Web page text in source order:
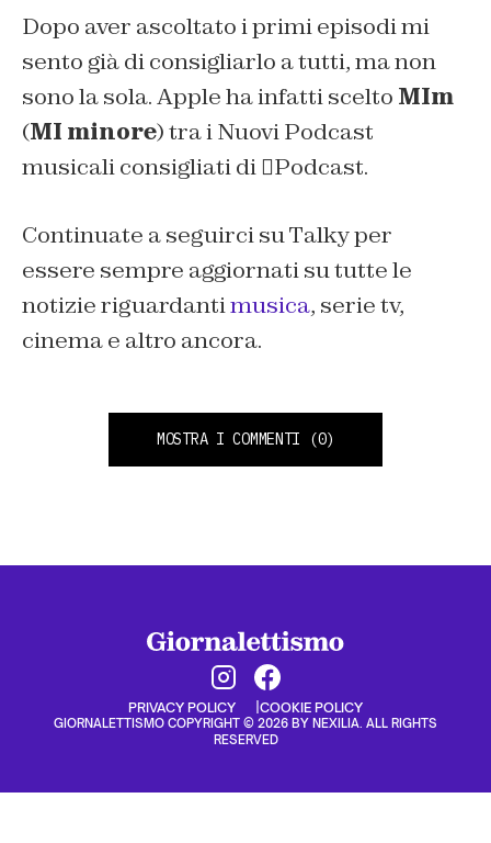
Dopo aver ascoltato i primi episodi mi
sento già di consigliarlo a tutti, ma non
sono la sola. Apple ha infatti scelto MIm
(MI minore) tra i Nuovi Podcast
musicali consigliati diPodcast.
Continuate a seguirci suTalkyper
essere sempre aggiornati su tutte le
notizie riguardantimusica, serie tv,
cinema e altro ancora.
MOSTRA I COMMENTI (0)
PRIVACY POLICY COOKIE POLICY
GIORNALETTISMO COPYRIGHT © 2026 BY NEXILIA. ALL RIGHTS
RESERVED